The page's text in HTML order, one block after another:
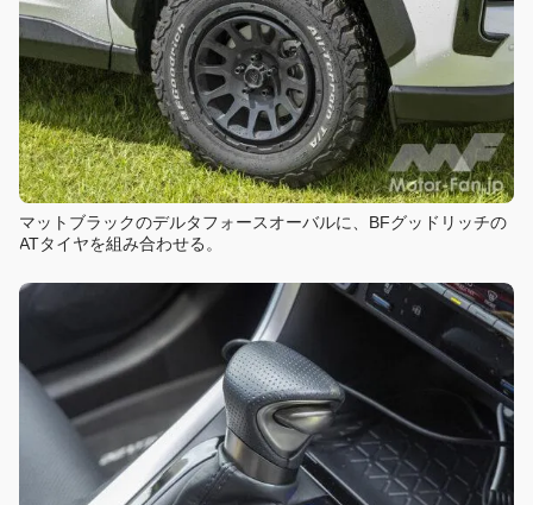
マットブラックのデルタフォースオーバルに、BFグッドリッチの
ATタイヤを組み合わせる。